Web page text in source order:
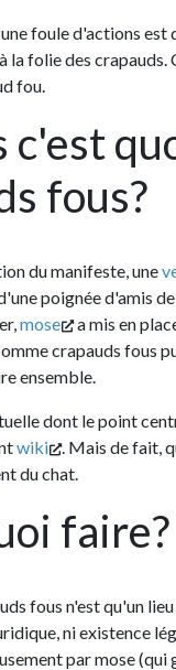
d'actions est donnée,
crapauds. Ce sont
quoi
uneversion en
d'amis de Thanh.
a mis en place divers
fous puissent
le point central est le
de fait, quand on
qu'un lieu de
existence légale.
mose (qui garde un